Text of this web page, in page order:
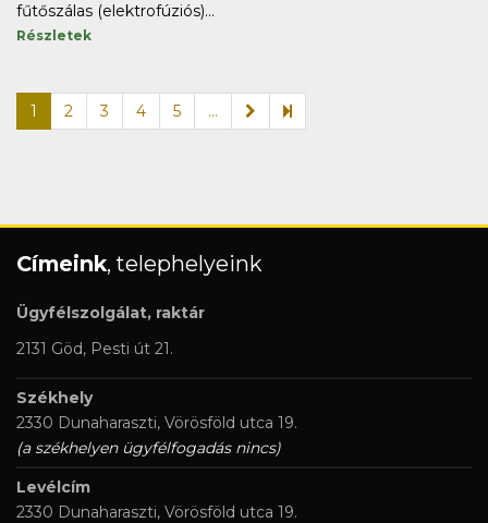
fűtőszálas (elektrofúziós)...
Részletek
1 2 3 4 5 ...
Címeink, telephelyeink
Ügyfélszolgálat, raktár
2131 Göd, Pesti út 21.
Székhely
2330 Dunaharaszti, Vörösföld utca 19.
(a székhelyen ügyfélfogadás nincs)
Levélcím
2330 Dunaharaszti, Vörösföld utca 19.